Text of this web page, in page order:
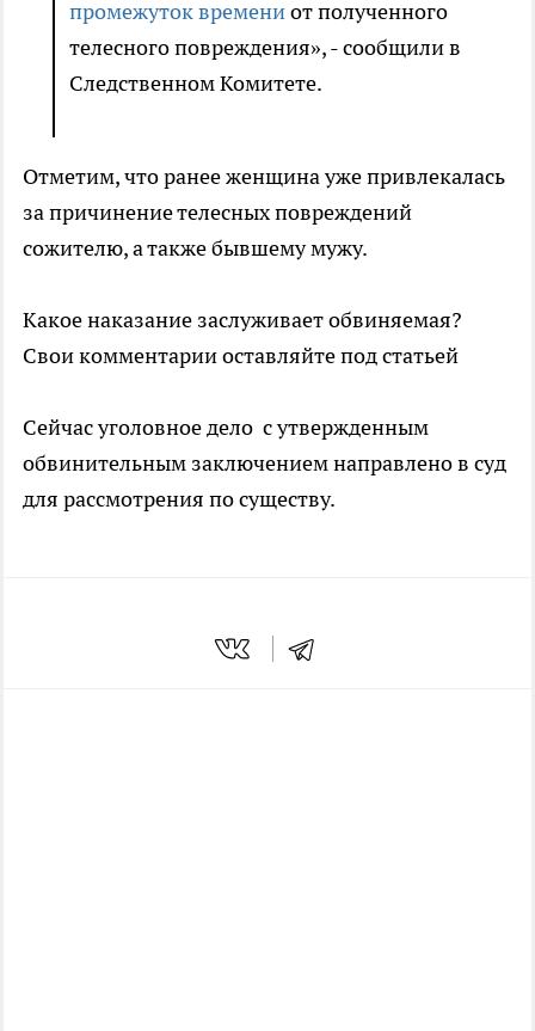
промежуток времениот полученного
телесного повреждения», - сообщили в
Следственном Комитете.
Отметим, что ранее женщина уже привлекалась
за причинение телесных повреждений
сожителю, а также бывшему мужу.
Какое наказание заслуживает обвиняемая?
Свои комментарии оставляйте под статьей
Сейчас уголовное дело с утвержденным
обвинительным заключением направлено в суд
для рассмотрения по существу.